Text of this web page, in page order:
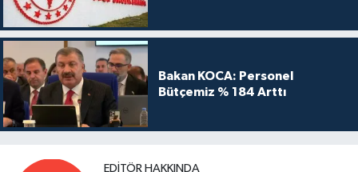
Bakan KOCA: Personel
Bütçemiz % 184 Arttı
EDITÖR HAKKINDA